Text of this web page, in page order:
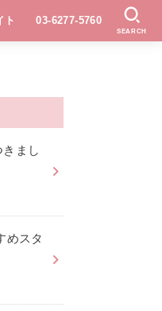
ト 03-6277-5760
SEARCH
まし
めスタ